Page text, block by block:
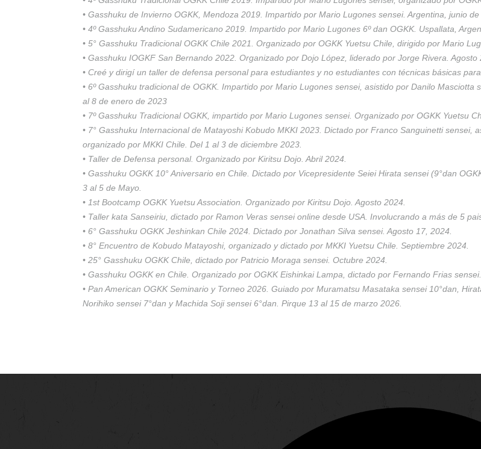
• Gasshuku de Invierno OGKK, Mendoza 2019. Impartido por Mario Lugones sensei. Argentina, junio de
• 4º Gasshuku Andino Sudamericano 2019. Impartido por Mario Lugones 6º dan OGKK. Uspallata,
• 5° Gasshuku Tradicional OGKK Chile 2021. Organizado por OGKK Yuetsu Chile, dirigido por Mario
• Gasshuku IOGKF San Bernando 2022. Organizado por Dojo López, liderado por Jorge Rivera. Agosto
• Creé y dirigí un taller de defensa personal para estudiantes y no estudiantes con técnicas básicas
• 6º Gasshuku tradicional de OGKK. Impartido por Mario Lugones sensei, asistido por Danilo Masciotta
al 8 de enero de 2023
• 7º Gasshuku Tradicional OGKK, impartido por Mario Lugones sensei. Organizado por OGKK Yuetsu
• 7° Gasshuku Internacional de Matayoshi Kobudo MKKI 2023. Dictado por Franco Sanguinetti sensei,
organizado por MKKI Chile. Del 1 al 3 de diciembre 2023.
• Taller de Defensa personal. Organizado por Kiritsu Dojo. Abril 2024.
• Gasshuku OGKK 10° Aniversario en Chile. Dictado por Vicepresidente Seiei Hirata sensei (9°dan
3 al 5 de Mayo.
• 1st Bootcamp OGKK Yuetsu Association. Organizado por Kiritsu Dojo. Agosto 2024.
• Taller kata Sanseiriu, dictado por Ramon Veras sensei online desde USA. Involucrando a más de 5
• 6° Gasshuku OGKK Jeshinkan Chile 2024. Dictado por Jonathan Silva sensei. Agosto 17, 2024.
• 8° Encuentro de Kobudo Matayoshi, organizado y dictado por MKKI Yuetsu Chile. Septiembre 2024.
• 25° Gasshuku OGKK Chile, dictado por Patricio Moraga sensei. Octubre 2024.
• Gasshuku OGKK en Chile. Organizado por OGKK Eishinkai Lampa, dictado por Fernando Frias
• Pan American OGKK Seminario y Torneo 2026. Guiado por Muramatsu Masataka sensei 10°dan,
Norihiko sensei 7°dan y Machida Soji sensei 6°dan. Pirque 13 al 15 de marzo 2026.